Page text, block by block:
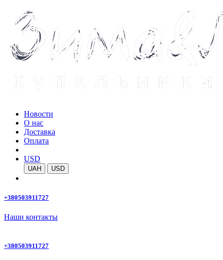
Новости
О нас
Доставка
Оплата
USD
UAH USD
+380503911727
Наши контакты
+380503911727